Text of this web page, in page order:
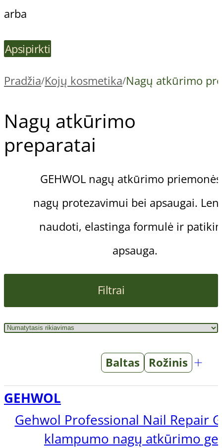
arba
Apsipirkti
Pradžia/Kojų kosmetika/Nagų atkūrimo
Nagų atkūrimo
preparatai
GEHWOL nagų atkūrimo
nagų protezavimui bei apsaugai.
naudoti, elastinga formulė ir
apsauga.
Filtrai
Baltas Rožinis
GEHWOL
Gehwol Professional Nail Repair
klampumo nagų atkūrimo